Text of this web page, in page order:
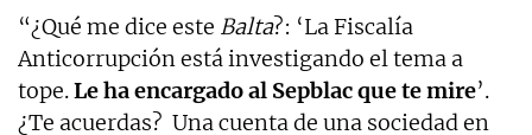
“¿Qué me dice este Balta?: ‘La Fiscalía
Anticorrupción está investigando el tema a
tope.Le ha encargado al Sepblac que te mire’.
¿Te acuerdas? Una cuenta de una sociedad en